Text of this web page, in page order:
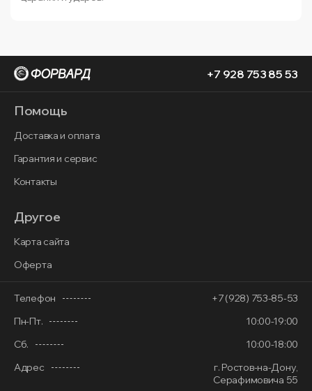
+7 928 753 85 53
Помощь
Доставка и оплата
Гарантия и сервис
Контакты
Другое
Карта сайта
Оферта
Телефон
+7 (928) 753-85-53
Пн-Пт.
10:00-19:00
Сб.
10:00-18:00
Адрес
г. Ростов-на-Дону,
Серафимовича 55